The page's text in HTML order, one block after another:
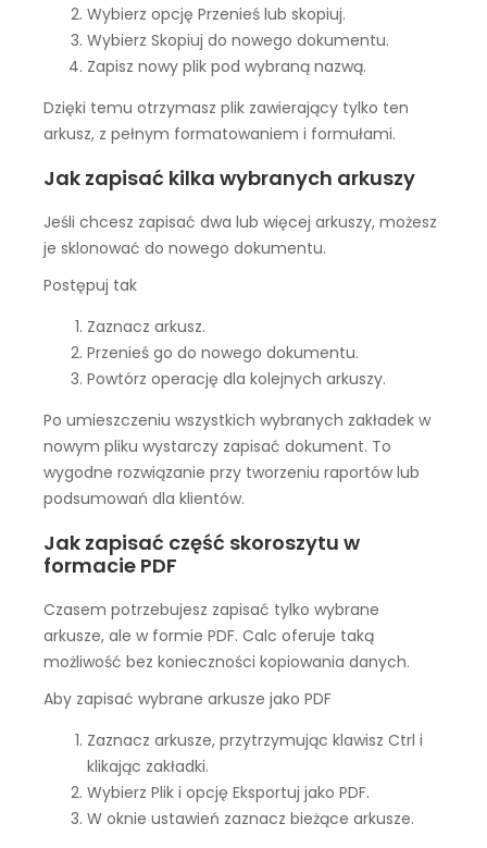
Wybierz opcję Przenieś lub skopiuj.
Wybierz Skopiuj do nowego dokumentu.
Zapisz nowy plik pod wybraną nazwą.
Dzięki temu otrzymasz plik zawierający tylko ten
arkusz, z pełnym formatowaniem i formułami.
Jak zapisać kilka wybranych arkuszy
Jeśli chcesz zapisać dwa lub więcej arkuszy, możesz
je sklonować do nowego dokumentu.
Postępuj tak
Zaznacz arkusz.
Przenieś go do nowego dokumentu.
Powtórz operację dla kolejnych arkuszy.
Po umieszczeniu wszystkich wybranych zakładek w
nowym pliku wystarczy zapisać dokument. To
wygodne rozwiązanie przy tworzeniu raportów lub
podsumowań dla klientów.
Jak zapisać część skoroszytu w
formacie PDF
Czasem potrzebujesz zapisać tylko wybrane
arkusze, ale w formie PDF. Calc oferuje taką
możliwość bez konieczności kopiowania danych.
Aby zapisać wybrane arkusze jako PDF
Zaznacz arkusze, przytrzymując klawisz Ctrl i
klikając zakładki.
Wybierz Plik i opcję Eksportuj jako PDF.
W oknie ustawień zaznacz bieżące arkusze.